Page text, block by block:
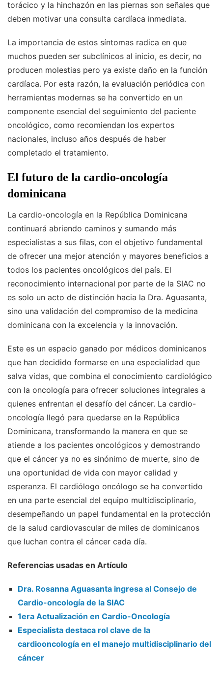
torácico y la hinchazón en las piernas son señales que
deben motivar una consulta cardíaca inmediata.
La importancia de estos síntomas radica en que
muchos pueden ser subclínicos al inicio, es decir, no
producen molestias pero ya existe daño en la función
cardíaca. Por esta razón, la evaluación periódica con
herramientas modernas se ha convertido en un
componente esencial del seguimiento del paciente
oncológico, como recomiendan los expertos
nacionales, incluso años después de haber
completado el tratamiento.
El futuro de la cardio-oncología
dominicana
La cardio-oncología en la República Dominicana
continuará abriendo caminos y sumando más
especialistas a sus filas, con el objetivo fundamental
de ofrecer una mejor atención y mayores beneficios a
todos los pacientes oncológicos del país. El
reconocimiento internacional por parte de la SIAC no
es solo un acto de distinción hacia la Dra. Aguasanta,
sino una validación del compromiso de la medicina
dominicana con la excelencia y la innovación.
Este es un espacio ganado por médicos dominicanos
que han decidido formarse en una especialidad que
salva vidas, que combina el conocimiento cardiológico
con la oncología para ofrecer soluciones integrales a
quienes enfrentan el desafío del cáncer. La cardio-
oncología llegó para quedarse en la República
Dominicana, transformando la manera en que se
atiende a los pacientes oncológicos y demostrando
que el cáncer ya no es sinónimo de muerte, sino de
una oportunidad de vida con mayor calidad y
esperanza. El cardiólogo oncólogo se ha convertido
en una parte esencial del equipo multidisciplinario,
desempeñando un papel fundamental en la protección
de la salud cardiovascular de miles de dominicanos
que luchan contra el cáncer cada día.
Referencias usadas en Artículo
Dra. Rosanna Aguasanta ingresa al Consejo de
Cardio-oncología de la SIAC
1era Actualización en Cardio-Oncología
Especialista destaca rol clave de la
cardiooncología en el manejo multidisciplinario del
cáncer